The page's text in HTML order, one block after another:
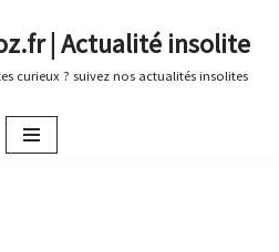
| Actualité insolite
curieux ? suivez nos actualités insolites